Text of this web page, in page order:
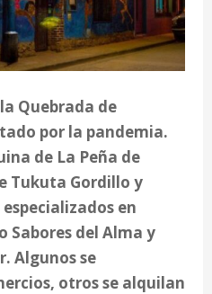
Quebrada de
por la pandemia.
de La Peña de
Tukuta Gordillo y
en
Sabores del Alma y
Algunos se
otros se alquilan